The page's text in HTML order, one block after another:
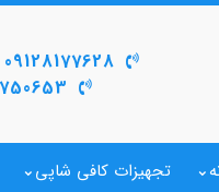
09128177628 خانم ایرانی
تجهیزات کافی شاپی